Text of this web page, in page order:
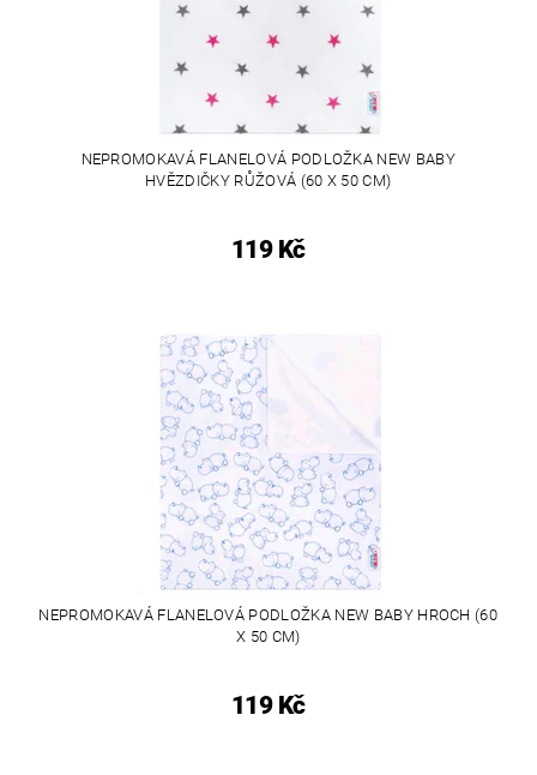
NEPROMOKAVÁ FLANELOVÁ PODLOŽKA NEW BABY
HVĚZDIČKY RŮŽOVÁ (60 X 50 CM)
119 Kč
NEPROMOKAVÁ FLANELOVÁ PODLOŽKA NEW BABY HROCH (60
X 50 CM)
119 Kč